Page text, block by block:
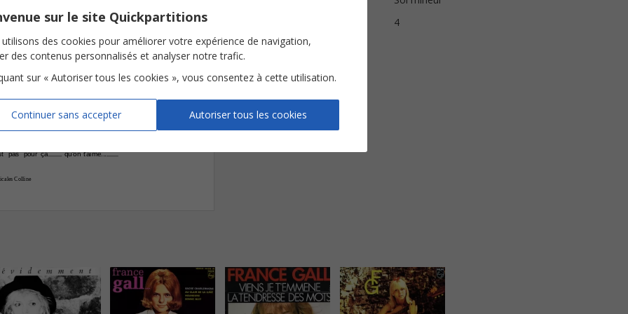
Colline
un
pas
a
pour
mour
ça
- qu'on
qu'on
quitte...
t'aime...
un
a
mour
-
qu'on quitte...
pas
pour ça
qu'on t'aime...
     
  
       

        
4
sur le site Quickpartitions
des cookies pour améliorer votre expérience de navigation,
des contenus personnalisés et analyser notre trafic.
sur « Autoriser tous les cookies », vous consentez à cette utilisation.
Continuer sans accepter Autoriser tous les cookies